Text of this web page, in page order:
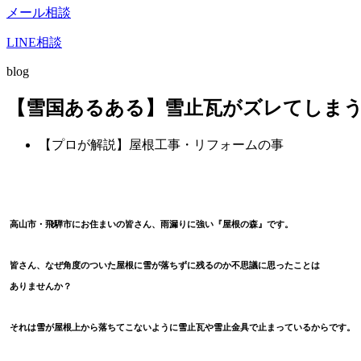
メール相談
LINE相談
blog
【雪国あるある】雪止瓦がズレてしま
【プロが解説】屋根工事・リフォームの事
高山市・飛騨市にお住まいの皆さん、雨漏りに強い『屋根の森』です。
皆さん、なぜ角度のついた屋根に雪が落ちずに残るのか不思議に思ったことは
ありませんか？
それは雪が屋根上から落ちてこないように雪止瓦や雪止金具で止まっているからです。